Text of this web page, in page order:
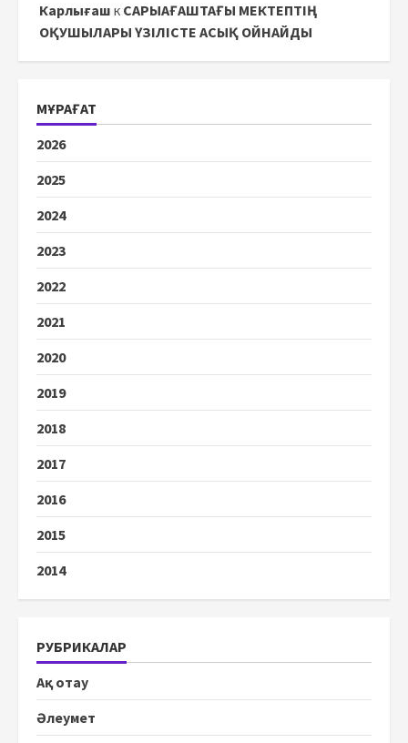
Карлығаш к САРЫАҒАШТАҒЫ МЕКТЕПТІҢ
ОҚУШЫЛАРЫ ҮЗІЛІСТЕ АСЫҚ ОЙНАЙДЫ
МҰРАҒАТ
2026
2025
2024
2023
2022
2021
2020
2019
2018
2017
2016
2015
2014
РУБРИКАЛАР
Ақ отау
Әлеумет